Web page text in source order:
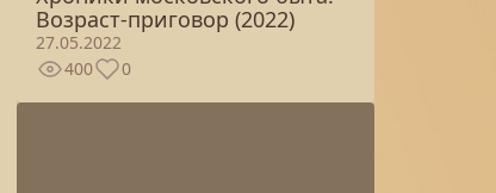
Возраст-приговор (2022)
27.05.2022
400
0